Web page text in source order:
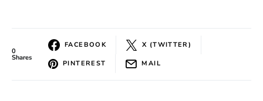
0
Shares
FACEBOOK X (TWITTER)
PINTEREST MAIL